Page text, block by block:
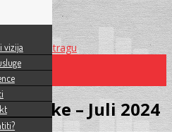
na pretragu
– Juli 2024
vizija